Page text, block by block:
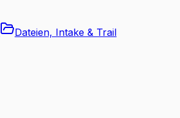
Dateien, Intake & Trail